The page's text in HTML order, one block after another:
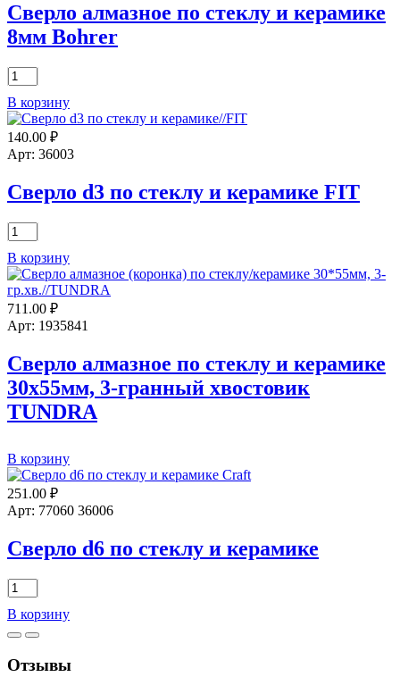
Сверло алмазное по стеклу и керамике
8мм Bohrer
Количество
товара
Сверло
алмазное
по
стеклу
керамике
8мм
В корзину
140.00 ₽
Арт: 36003
Сверло d3 по стеклу и керамике FIT
Количество
товара
Сверло
d3
по
стеклу
и
FIT
В корзину
711.00 ₽
Арт: 1935841
Сверло алмазное по стеклу и керамике
30х55мм, 3-гранный хвостовик
TUNDRA
товара
Сверло
алмазное
по
и
керамике
30х55мм,
3-
гранный
хвостовик
TUNDRA
В корзину
251.00 ₽
Арт: 77060 36006
Сверло d6 по стеклу и керамике
Количество
товара
Сверло
d6
стеклу
В корзину
Отзывы